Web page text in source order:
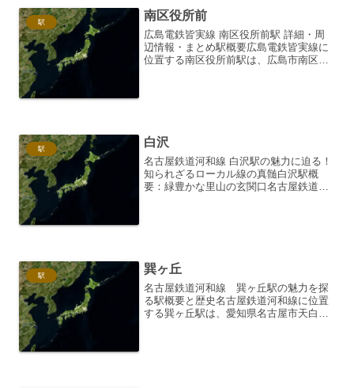
駅 南区役所前
広島電鉄皆実線 南区役所前駅 詳細・周
辺情報・まとめ駅概要広島電鉄皆実線に
位置する南区役所前駅は、広島市南区の
駅 白沢
名古屋鉄道河和線 白沢駅の魅力に迫る！
知られざるローカル線の真髄白沢駅概
要：緑豊かな里山の玄関口名古屋鉄道河
駅 巽ヶ丘
名古屋鉄道河和線 巽ヶ丘駅の魅力を探
る駅概要と歴史名古屋鉄道河和線に位置
する巽ヶ丘駅は、愛知県名古屋市天白区